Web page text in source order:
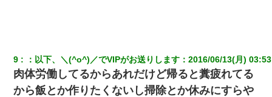
さっき嫁から、「愛しています」ってメールが届いた。俺も「愛
してます」って送ったら
9 ： 以下、＼(^o^)／でVIPがお送りします ：2016/06/13(月)
肉体労働してるからあれだけど帰ると糞疲れてる
から飯とか作りたくないし掃除とか休みにすらや